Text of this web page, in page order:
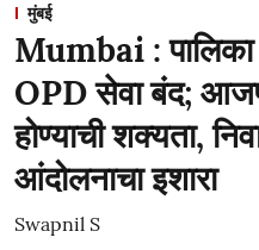
मुंबई
Mumbai : पालिका
OPD सेवा बंद;
होण्याची शक्यता,
आंदोलनाचा इशारा
Swapnil S